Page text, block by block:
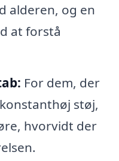
alderen, og en
at forstå
For dem, der
støj,
hvorvidt der